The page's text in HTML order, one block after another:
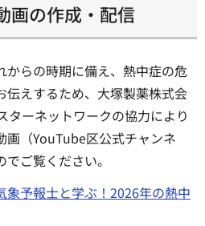
画の作成・配信
からの時期に備え、熱中症の危
伝えするため、大塚製薬株式会
ターネットワークの協力により
画（YouTube区公式チャンネ
ご覧ください。
象予報士と学ぶ！2026年の熱中